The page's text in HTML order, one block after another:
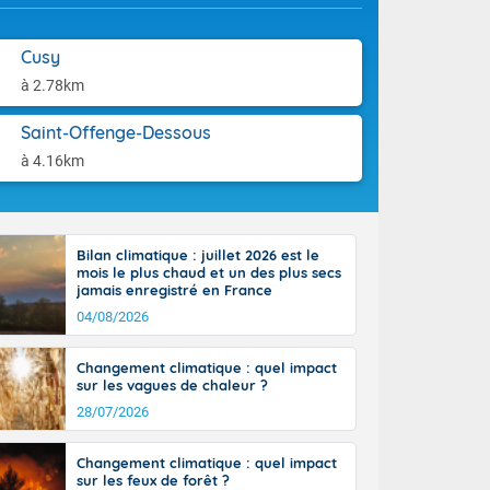
Cusy
à 2.78km
Saint-Offenge-Dessous
à 4.16km
jusque
Pyrénées,
marge de
de la
En soirée,
sur
22 à 24,
38 ou 39Bilan climatique : juillet 2026 est le
mois le plus chaud et un des plus secs
jamais enregistré en France
04/08/2026
Changement climatique : quel impact
sur les vagues de chaleur ?
28/07/2026
Changement climatique : quel impact
sur les feux de forêt ?